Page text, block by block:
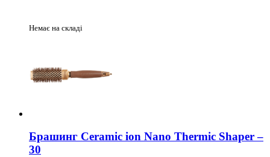
Немає на складі
Брашинг Ceramic ion Nano Thermic Shaper –
30